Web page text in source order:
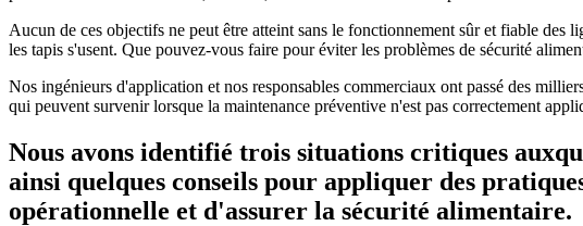
Aucun de ces objectifs ne peut être atteint sans le fonctionnement sûr et fiable des
les tapis s'usent. Que pouvez-vous faire pour éviter les problèmes de sécurité
Nos ingénieurs d'application et nos responsables commerciaux ont passé des
qui peuvent survenir lorsque la maintenance préventive n'est pas correctement
Nous avons identifié trois situations critiques
ainsi quelques conseils pour appliquer des
opérationnelle et d'assurer la sécurité alimentaire.